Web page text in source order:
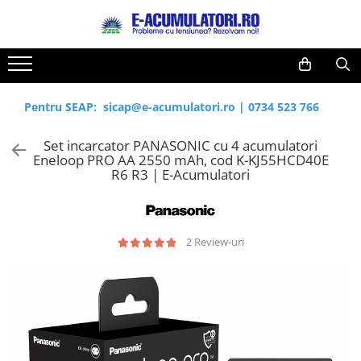
Toate Produsele
Acumulatori, Baterii si Incarcatoare
Uzuale
Baterii alcaline
Baterii litiu
Ni-MH
Li-Ion
Reduceri de vara
Cabluri
Acumulatori
Prelungitoare
Panouri fotovoltaice
Pentru SEAP: sicap@e-acumulatori.ro | 0734 523 766
Set incarcator PANASONIC cu 4 acumulatori
Eneloop PRO AA 2550 mAh, cod K-KJ55HCD40E
R6 R3 | E-Acumulatori
2 Review-uri